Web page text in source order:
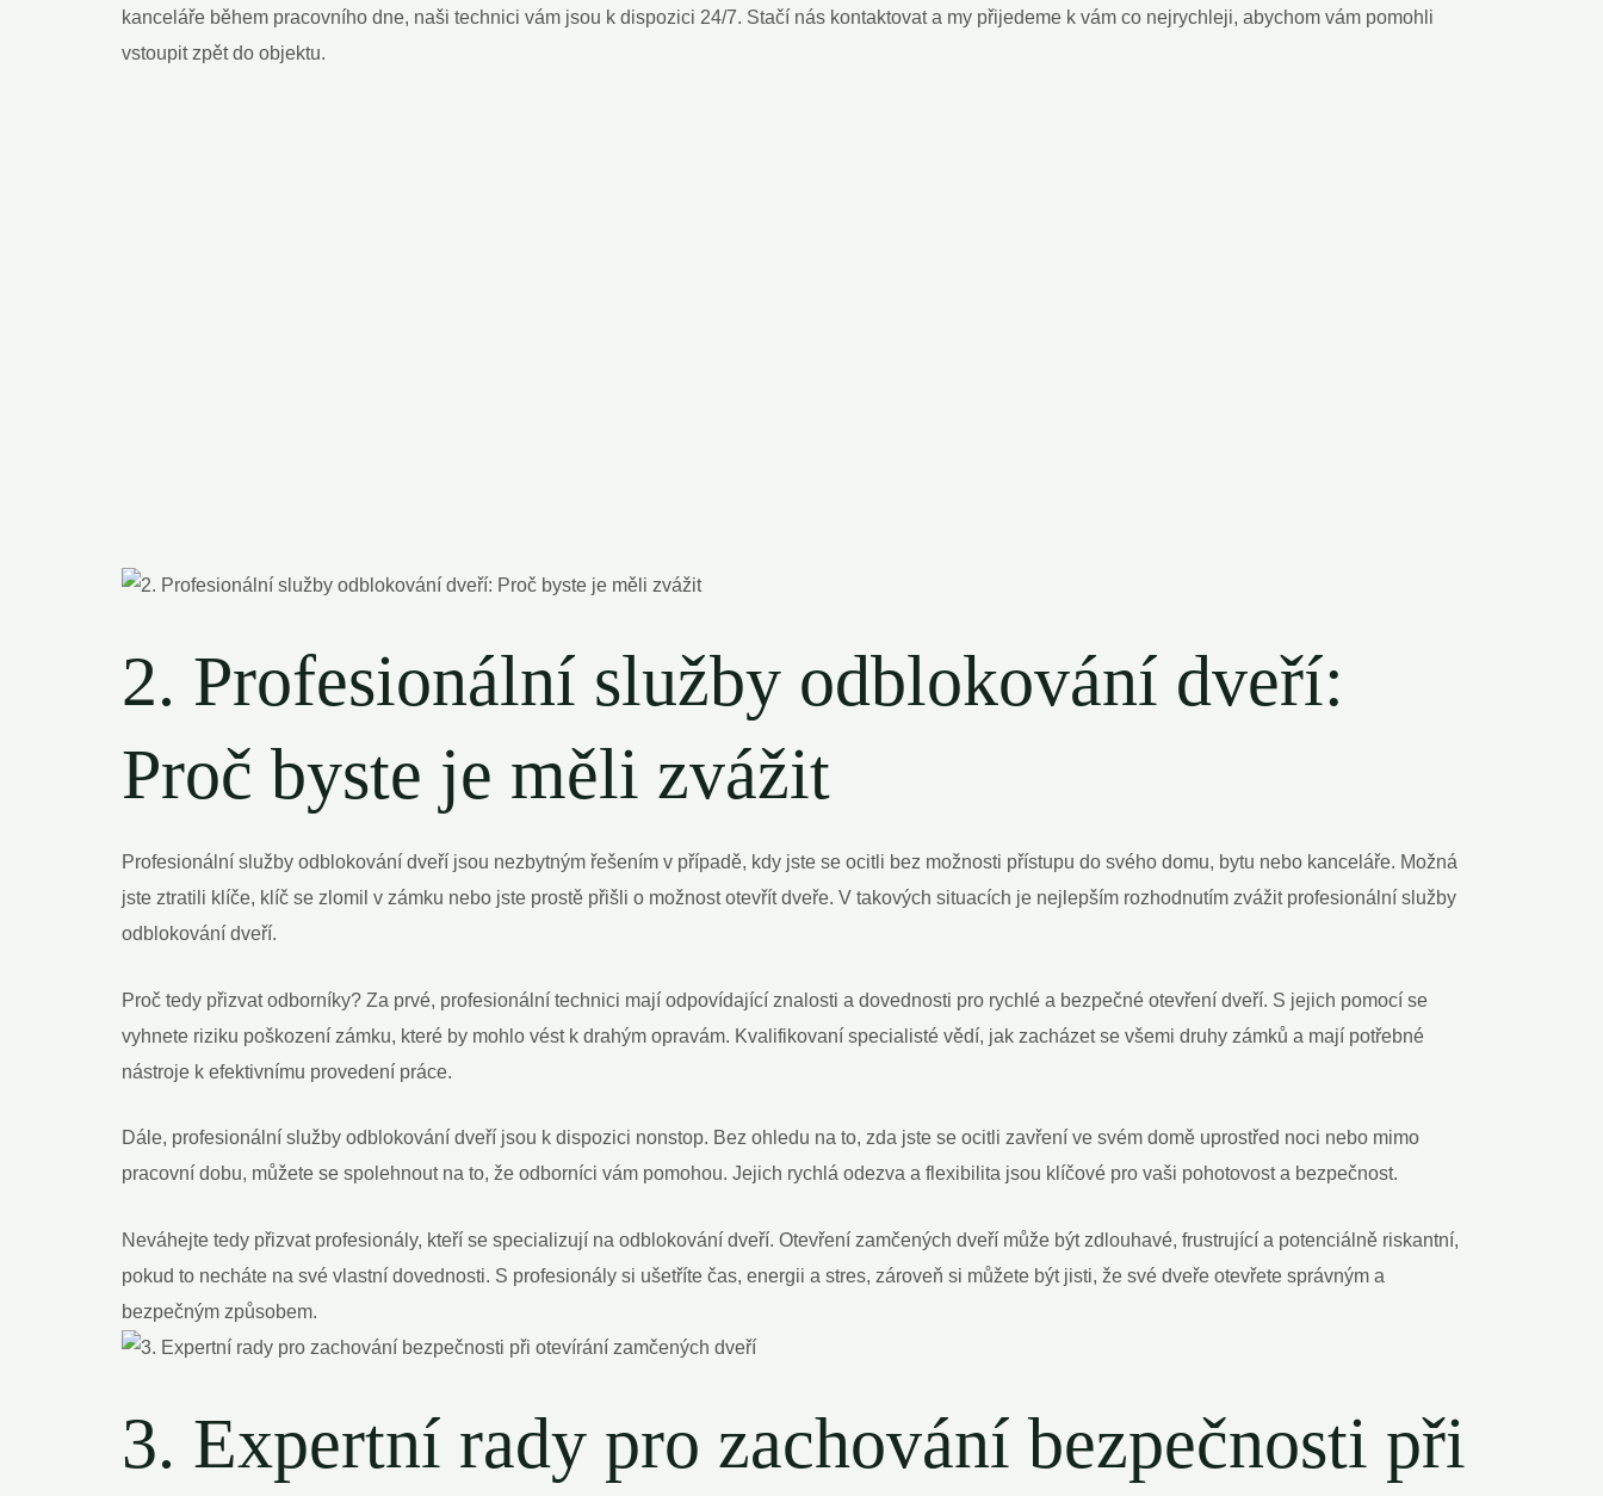
kanceláře během pracovního dne, naši technici vám jsou k dispozici 24/7. Stačí nás kontaktovat a my přijedeme k vám co nejrychleji, abychom vám pomohli
vstoupit zpět do objektu.
2. Profesionální služby odblokování dveří:
Proč byste je měli zvážit
Profesionální služby odblokování dveří jsou nezbytným řešením v případě, kdy jste se ocitli bez možnosti přístupu do svého domu, bytu nebo kanceláře. Možná
jste ztratili klíče, klíč se zlomil v zámku nebo jste prostě přišli o možnost otevřít dveře. V takových situacích je nejlepším rozhodnutím zvážit profesionální služby
odblokování dveří.
Proč tedy přizvat odborníky? Za prvé, profesionální technici mají odpovídající znalosti a dovednosti pro rychlé a bezpečné otevření dveří. S jejich pomocí se
vyhnete riziku poškození zámku, které by mohlo vést k drahým opravám. Kvalifikovaní specialisté vědí, jak zacházet se všemi druhy zámků a mají potřebné
nástroje k efektivnímu provedení práce.
Dále, profesionální služby odblokování dveří jsou k dispozici nonstop. Bez ohledu na to, zda jste se ocitli zavření ve svém domě uprostřed noci nebo mimo
pracovní dobu, můžete se spolehnout na to, že odborníci vám pomohou. Jejich rychlá odezva a flexibilita jsou klíčové pro vaši pohotovost a bezpečnost.
Neváhejte tedy přizvat profesionály, kteří se specializují na odblokování dveří. Otevření zamčených dveří může být zdlouhavé, frustrující a potenciálně riskantní,
pokud to necháte na své vlastní dovednosti. S profesionály si ušetříte čas, energii a stres, zároveň si můžete být jisti, že své dveře otevřete správným a
bezpečným způsobem.
3. Expertní rady pro zachování bezpečnosti při